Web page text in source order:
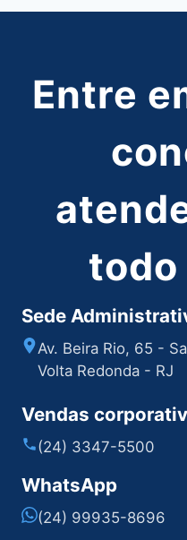
Entre
todo
Sede
Av. Beira Rio, 65 -
Volta Redonda - RJ
Vendas
(24) 3347-5500
WhatsApp
(24) 99935-8696